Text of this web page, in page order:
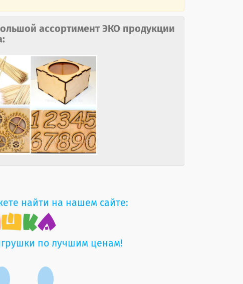
ассортимент ЭКО продукции
найти на нашем сайте:
по лучшим ценам!